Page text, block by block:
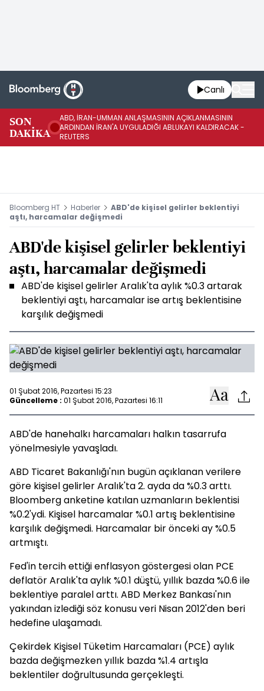
Canlı
SON
DAKİKA
ABD, İRAN-UMMAN ANLAŞMASININ AÇIKLANMASININ
ARDINDAN İRAN'A UYGULADIĞI ABLUKAYI KALDIRACAK -
REUTERS
Bloomberg HT Haberler
ABD'de kişisel gelirler beklentiyi
aştı, harcamalar değişmedi
ABD'de kişisel gelirler beklentiyi
aştı, harcamalar değişmedi
ABD'de kişisel gelirler Aralık'ta aylık %0.3 artarak
beklentiyi aştı, harcamalar ise artış beklentisine
karşılık değişmedi
01 Şubat 2016, Pazartesi 15:23
Güncelleme : 01 Şubat 2016, Pazartesi 16:11
ABD'de hanehalkı harcamaları halkın tasarrufa
yönelmesiyle yavaşladı.
ABD Ticaret Bakanlığı'nın bugün açıklanan verilere
göre kişisel gelirler Aralık'ta 2. ayda da %0.3 arttı.
Bloomberg anketine katılan uzmanların beklentisi
%0.2'ydi. Kişisel harcamalar %0.1 artış beklentisine
karşılık değişmedi. Harcamalar bir önceki ay %0.5
artmıştı.
Fed'in tercih ettiği enflasyon göstergesi olan PCE
deflatör Aralık'ta aylık %0.1 düştü, yıllık bazda %0.6 ile
beklentiye paralel arttı. ABD Merkez Bankası'nın
yakından izlediği söz konusu veri Nisan 2012'den beri
hedefine ulaşamadı.
Çekirdek Kişisel Tüketim Harcamaları (PCE) aylık
bazda değişmezken yıllık bazda %1.4 artışla
beklentiler doğrultusunda gerçekleşti.